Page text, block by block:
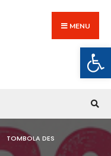
MENU
TOMBOLA DES